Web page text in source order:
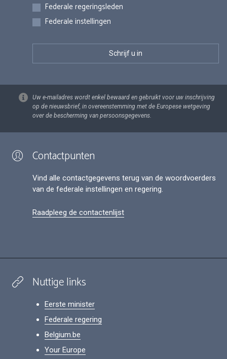
Federale regeringsleden
Federale instellingen
Uw e-mailadres wordt enkel bewaard en gebruikt voor uw inschrijving
op de nieuwsbrief, in overeenstemming met de Europese wetgeving
over de bescherming van persoonsgegevens.
Contactpunten
Vind alle contactgegevens terug van de woordvoerders
van de federale instellingen en regering.
Raadpleeg de contactenlijst
Nuttige links
Eerste minister
Federale regering
Belgium.be
Your Europe